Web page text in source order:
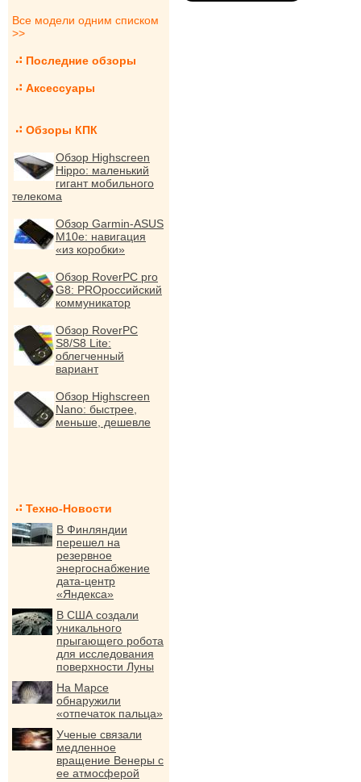
Все модели одним списком
>>
Последние обзоры
Аксессуары
Обзоры КПК
Обзор Highscreen
Hippo: маленький
гигант мобильного
телекома
Обзор Garmin-ASUS
M10e: навигация
«из коробки»
Обзор RoverPC pro
G8: PROроссийский
коммуникатор
Обзор RoverPC
S8/S8 Lite:
облегченный
вариант
Обзор Highscreen
Nano: быстрее,
меньше, дешевле
Техно-Новости
В Финляндии
перешел на
резервное
энергоснабжение
дата-центр
«Яндекса»
В США создали
уникального
прыгающего робота
для исследования
поверхности Луны
На Марсе
обнаружили
«отпечаток пальца»
Ученые связали
медленное
вращение Венеры с
ее атмосферой